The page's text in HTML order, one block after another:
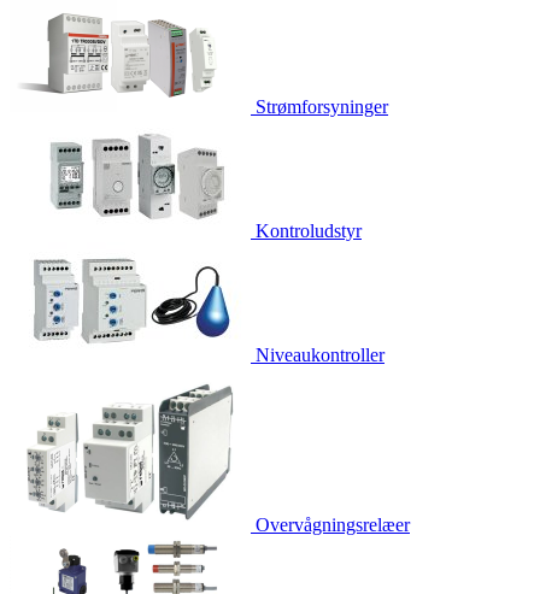
Strømforsyninger
Kontroludstyr
Niveaukontroller
Overvågningsrelæer